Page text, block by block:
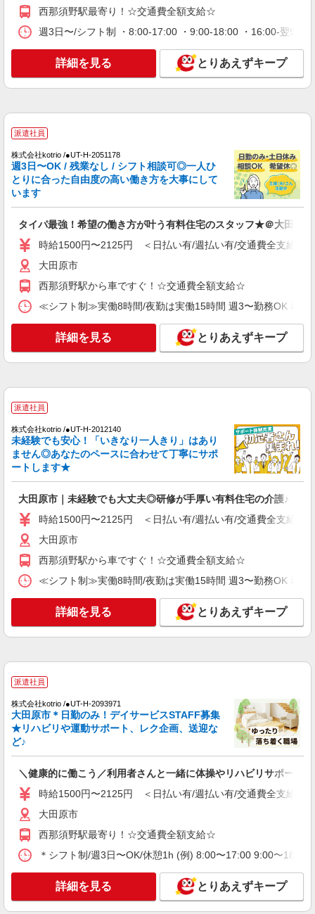
詳細を見る
派遣社員
（株）ウィルオブ・ワークCW 宇都宮支店/ms090101
キープ 詳細を見る
派遣社員
株式会社kotrio /●UT-H-1733485
高住STAFF
時給1500円〜2125円 ＜日払い有/週払い有/交
キープ 詳細を見る
株式会社kotrio /●UT-H-2051320
大田原市
キープ 詳細を見る
株式会社kotrio /●UT-H-2011870
≪大田原市≫夜勤なし！未経験・ブランクOK
時給1500円〜2125円 ＜日払い有/週払い有/交
通費全支給(ガソリン代含む)＞
大田原市
キープ 詳細を見る
株式会社kotrio /●UT-H-2028496
時給1500円〜2125円 ＜日払い有/週払い有/交
通費全支給(ガソリン代含む)＞
キープ 詳細を見る
派遣社員
株式会社kotrio /●UT-H-2068740
＼収入アップを全面サポート／小規模デイ
時給1500円〜2125円 ＜日払い有/週払い有/交
通費全支給(ガソリン代含む)＞
大田原市 大田原市役所そば
西那須野駅最寄り！☆交通費全額支給☆
週3日〜/シフト制 ・8:00-17:00 ・9:00-18:00 ・16:00-翌
詳細を見る とりあえずキープ
派遣社員
株式会社kotrio /●UT-H-2051178
週3日〜OK / 残業なし / シフト相談可◎一人ひ
とりに合った自由度の高い働き方を大事にして
います
タイパ最強！希望の働き方が叶う有料住宅のスタッフ★＠大田原市
時給1500円〜2125円 ＜日払い有/週払い有/交通費全支給(ガ
大田原市
西那須野駅から車ですぐ！☆交通費全額支給☆
≪シフト制≫実働8時間/夜勤は実働15時間 週3〜勤務OK 希
詳細を見る とりあえずキープ
派遣社員
株式会社kotrio /●UT-H-2012140
未経験でも安心！「いきなり一人きり」はあり
ません◎あなたのペースに合わせて丁寧にサポ
ートします★
大田原市｜未経験でも大丈夫◎研修が手厚い有料住宅の介護♪
時給1500円〜2125円 ＜日払い有/週払い有/交通費全支給(ガ
大田原市
西那須野駅から車ですぐ！☆交通費全額支給☆
≪シフト制≫実働8時間/夜勤は実働15時間 週3〜勤務OK 希
詳細を見る とりあえずキープ
派遣社員
株式会社kotrio /●UT-H-2093971
大田原市＊日勤のみ！デイサービスSTAFF募集
★リハビリや運動サポート、レク企画、送迎な
ど♪
＼健康的に働こう／利用者さんと一緒に体操やリハビリサポート等
時給1500円〜2125円 ＜日払い有/週払い有/交通費全支給(ガ
大田原市
西那須野駅最寄り！☆交通費全額支給☆
＊シフト制/週3日〜OK/休憩1h (例) 8:00〜17:00 9:00〜
詳細を見る とりあえずキープ